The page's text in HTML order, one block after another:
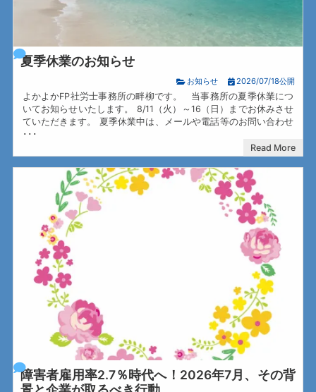
夏季休業のお知らせ
お知らせ 2026/07/18公開
よかよかFP社労士事務所の畔柳です。 当事務所の夏季休業につ
いてお知らせいたします。 8/11（火）～16（日）までお休みさせ
ていただきます。 夏季休業中は、メールや電話等のお問い合わせ
･･･
Read More
障害者雇用率2.7％時代へ！2026年7月、その背